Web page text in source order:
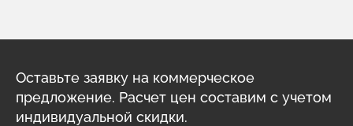
Оставьте заявку на коммерческое
предложение. Расчет цен составим с учетом
индивидуальной скидки.